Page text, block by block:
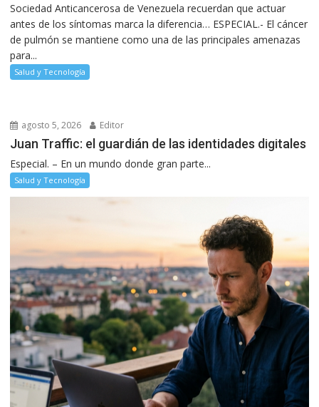
Sociedad Anticancerosa de Venezuela recuerdan que actuar
antes de los síntomas marca la diferencia… ESPECIAL.- El cáncer
de pulmón se mantiene como una de las principales amenazas
para...
Salud y Tecnología
agosto 5, 2026 Editor
Juan Traffic: el guardián de las identidades digitales
Especial. – En un mundo donde gran parte...
Salud y Tecnología